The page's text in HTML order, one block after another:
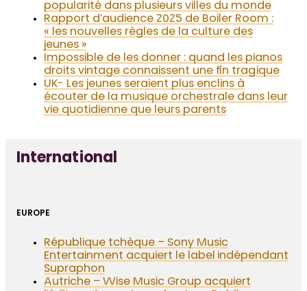
popularité dans plusieurs villes du monde
Rapport d’audience 2025 de Boiler Room :
« les nouvelles règles de la culture des
jeunes »
Impossible de les donner : quand les pianos
droits vintage connaissent une fin tragique
UK- Les jeunes seraient plus enclins à
écouter de la musique orchestrale dans leur
vie quotidienne que leurs parents
International
EUROPE
République tchèque – Sony Music
Entertainment acquiert le label indépendant
Supraphon
Autriche – Wise Music Group acquiert